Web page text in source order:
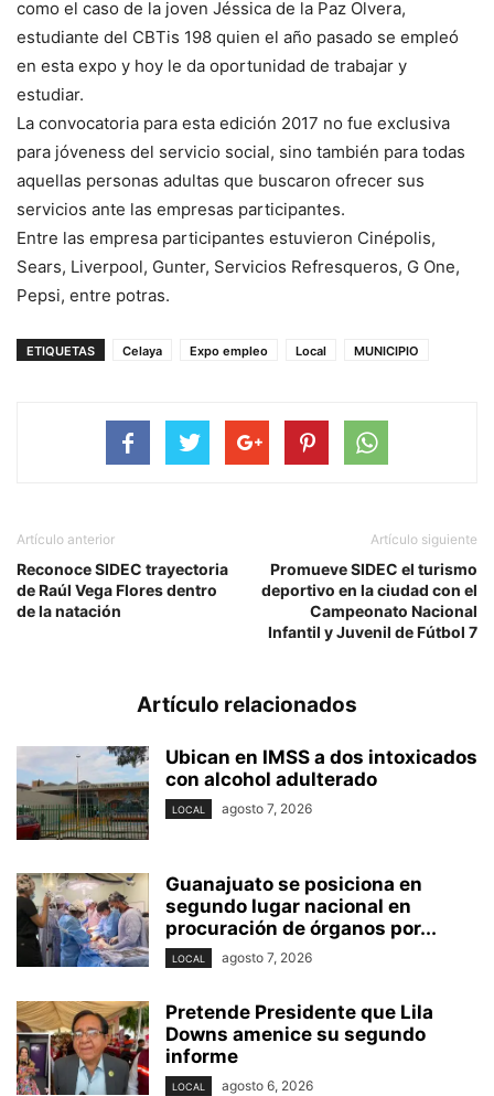
como el caso de la joven Jéssica de la Paz Olvera,
estudiante del CBTis 198 quien el año pasado se empleó
en esta expo y hoy le da oportunidad de trabajar y
estudiar.
La convocatoria para esta edición 2017 no fue exclusiva
para jóveness del servicio social, sino también para todas
aquellas personas adultas que buscaron ofrecer sus
servicios ante las empresas participantes.
Entre las empresa participantes estuvieron Cinépolis,
Sears, Liverpool, Gunter, Servicios Refresqueros, G One,
Pepsi, entre potras.
ETIQUETAS Celaya Expo empleo Local MUNICIPIO
Artículo anterior
Reconoce SIDEC trayectoria
de Raúl Vega Flores dentro
de la natación
Artículo siguiente
Promueve SIDEC el turismo
deportivo en la ciudad con el
Campeonato Nacional
Infantil y Juvenil de Fútbol 7
Artículo relacionados
Ubican en IMSS a dos intoxicados
con alcohol adulterado
LOCAL agosto 7, 2026
Guanajuato se posiciona en
segundo lugar nacional en
procuración de órganos por...
LOCAL agosto 7, 2026
Pretende Presidente que Lila
Downs amenice su segundo
informe
LOCAL agosto 6, 2026